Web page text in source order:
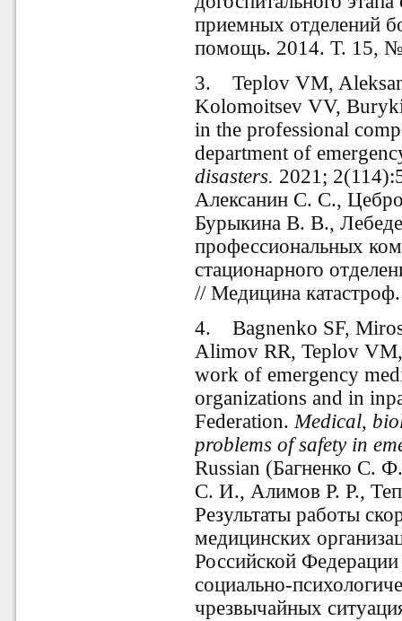
приемных отделений
помощь. 2014. Т. 15,
3. Teplov VM,
Kolomoitsev VV,
in the professional
department of
disasters. 2021;
Алексанин С. С.,
Бурыкина В. В.,
профессиональных
стационарного
// Медицина
4. Bagnenko SF,
Alimov RR, Teplov
work of emergency
organizations and in
Federation.Medical,
problems of safety in
Russian (Багненко С.
С. И., Алимов Р. Р.,
Результаты работы
медицинских
Российской
социально-
чрезвычайных